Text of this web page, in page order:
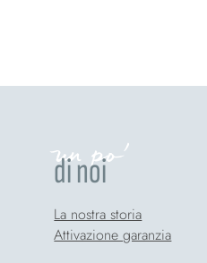
un po'
di noi
La nostra storia
Attivazione garanzia